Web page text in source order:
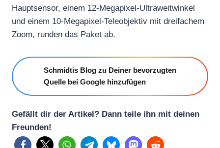
Hauptsensor, einem 12-Megapixel-Ultraweitwinkel
und einem 10-Megapixel-Teleobjektiv mit dreifachem
Zoom, runden das Paket ab.
Schmidtis Blog zu Deiner bevorzugten
Quelle bei Google hinzufügen
Gefällt dir der Artikel? Dann teile ihn mit deinen
Freunden!